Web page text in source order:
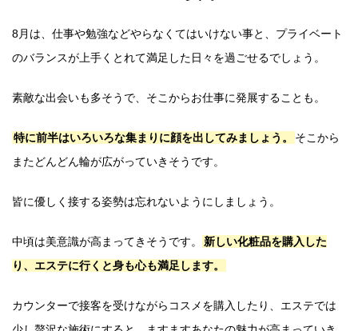
8月は、仕事や勉強などやらなくてはいけない事と、プライベート
のバランスが上手くとれて満足した日々を過ごせるでしょう。
素敵な出会いも多そうで、そこからお仕事に発展することも。
特に前半はいろいろな集まりに顔を出してみましょう。
そこから
またどんどん輪が広がっていきそうです。
皆に優しく接する姿勢は忘れないようにしましょう。
中頃は美意識が高まってきそうです。
新しい化粧品を購入した
り、エステに行くと身も心も満足します。
カウンターで接客を受けながらコスメを購入したり、エステでは